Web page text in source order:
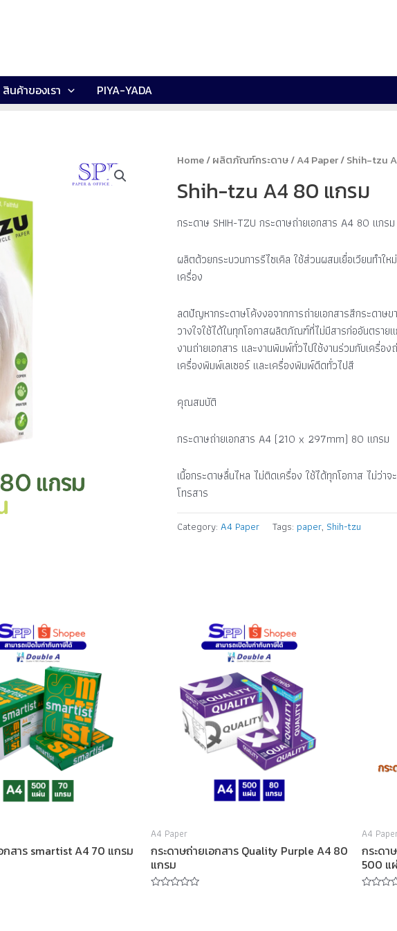
สินค้าของเรา PIYA-YADA
Home/ผลิตภัณฑ์กระดาษ/A4 Paper/ Shih-tzu
Shih-tzu A4 80 แกรม
กระดาษ SHIH-TZU กระดาษถ่ายเอกสาร A4 80 แก
ผลิตด้วยกระบวนการรีไซเคิล ใช้ส่วนผสมเยื่อเวียนทำใ
เครื่อง
ลดปัญหากระดาษโค้งงอจากการถ่ายเอกสารสีกระดาษ
วางใจใช้ได้ในทุกโอกาสผลิตภัณฑ์ที่ไม่มีสารก่ออันตราย
งานถ่ายเอกสาร และงานพิมพ์ทั่วไปใช้งานร่วมกับเครื่อ
เครื่องพิมพ์เลเซอร์ และเครื่องพิมพ์ดีดทั่วไปสี
คุณสมบัติ
กระดาษถ่ายเอกสาร A4 (210 x 297mm) 80 แกรม
เนื้อกระดาษลื่นไหล ไม่ติดเครื่อง ใช้ได้ทุกโอกาส ไม่ว่า
โทรสาร
Category: A4 Paper Tags: paper, Shih-tzu
กสาร smartist A4 70 แกรม
A4 Paper
กระดาษถ่ายเอกสาร Quality Purple A4 80
แกรม
A4
กระดา
500 แ